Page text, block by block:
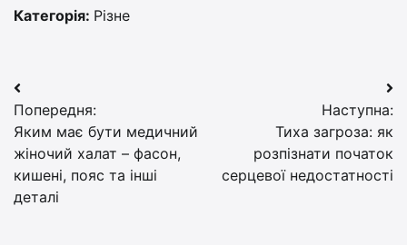
Категорія: Різне
Навігація
записів
Попередня:
Яким має бути медичний
жіночий халат – фасон,
кишені, пояс та інші
деталі
Наступна:
Тиха загроза: як
розпізнати початок
серцевої недостатності